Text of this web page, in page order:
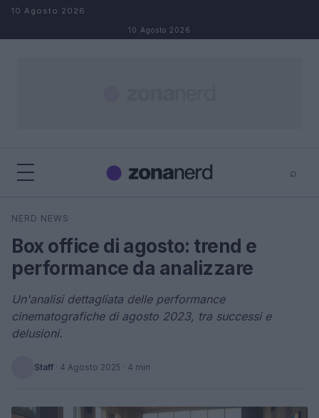
Salta al contenuto
10 Agosto 2026
10 Agosto 2026
⌕
Cerca
NERD NEWS
Box office di agosto: trend e
performance da analizzare
Un'analisi dettagliata delle performance
cinematografiche di agosto 2023, tra successi e
delusioni.
Staff · 4 Agosto 2025 · 4 min